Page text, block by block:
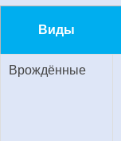
Виды
Врождённые